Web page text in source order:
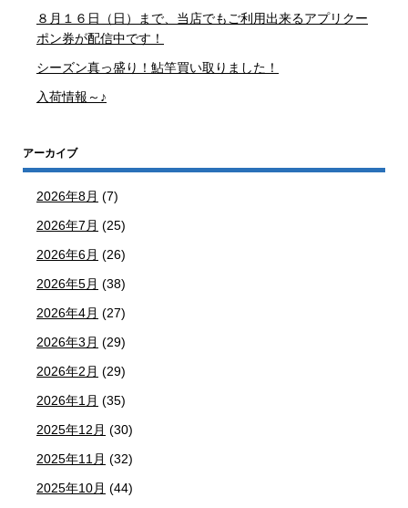
８月１６日（日）まで、当店でもご利用出来るアプリクー
ポン券が配信中です！
シーズン真っ盛り！鮎竿買い取りました！
入荷情報～♪
アーカイブ
2026年8月 (7)
2026年7月 (25)
2026年6月 (26)
2026年5月 (38)
2026年4月 (27)
2026年3月 (29)
2026年2月 (29)
2026年1月 (35)
2025年12月 (30)
2025年11月 (32)
2025年10月 (44)